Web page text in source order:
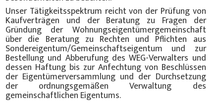
Unser Tätigkeitsspektrum reicht von der Prüfung von
Kaufverträgen und der Beratung zu Fragen der
Gründung der Wohnungseigentümergemeinschaft
über die Beratung zu Rechten und Pflichten aus
Sondereigentum/Gemeinschaftseigentum und zur
Bestellung und Abberufung des WEG-Verwalters und
dessen Haftung bis zur Anfechtung von Beschlüssen
der Eigentümerversammlung und der Durchsetzung
der ordnungsgemäßen Verwaltung des
gemeinschaftlichen Eigentums.